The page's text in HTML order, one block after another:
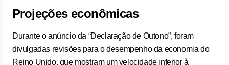
Projeções econômicas
Durante o anúncio da “Declaração de Outono”, foram
divulgadas revisões para o desempenho da economia do
Reino Unido, que mostram um velocidade inferior à